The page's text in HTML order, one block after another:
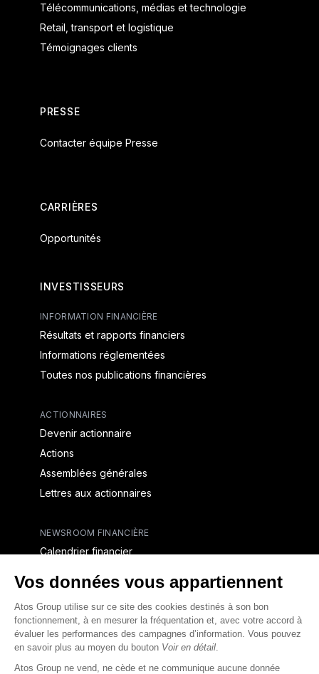
Télécommunications, médias et technologie
Retail, transport et logistique
Témoignages clients
PRESSE
Contacter équipe Presse
CARRIÈRES
Opportunités
INVESTISSEURS
INFORMATION FINANCIÈRE
Résultats et rapports financiers
Informations réglementées
Toutes nos publications financières
ACTIONNAIRES
Devenir actionnaire
Actions
Assemblées générales
Lettres aux actionnaires
NEWSROOM FINANCIÈRE
Calendrier financier
CAPITAL & DETTE
Structure financière
Opérations financières
Couverture des analystes